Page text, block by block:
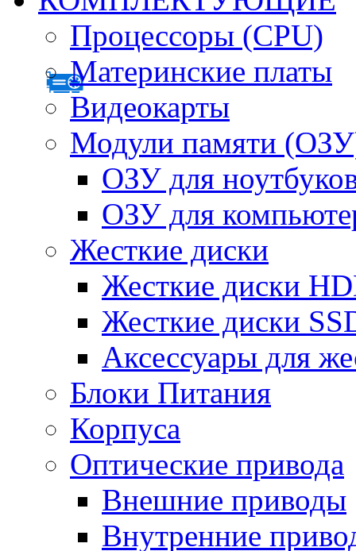
Процессоры (CPU)
Материнские платы
Видеокарты
Модули памяти
ОЗУ для
ОЗУ для
Жесткие диски
Жесткие диски
Жесткие диски
Аксессуары для
Блоки Питания
Корпуса
Оптические привода
Внешние приводы
Внутренние